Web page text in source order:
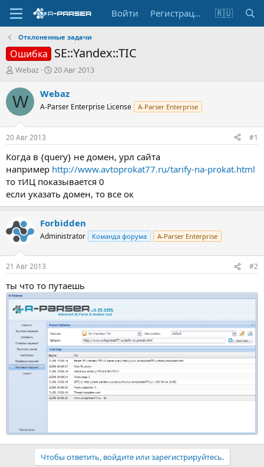
Войти Регистрация 🇷🇺
Отклоненные задачи
Ошибка SE::Yandex::TIC
А
т
о
т
е
м
ы
Webaz
Д
т
н
а
л
а
20 Авг 2013
W Webaz
A-Parser Enterprise License A-Parser Enterprise
20 Авг 2013 #1
Когда в {query} не домен, урл сайта
например http://www.avtoprokat77.ru/tarify-na-prokat.html
то тИЦ показывается 0
если указать домен, то все ок
Forbidden
Administrator Команда форума A-Parser Enterprise
21 Авг 2013 #2
ты что то путаешь
Чтобы ответить, войдите или зарегистрируйтесь.